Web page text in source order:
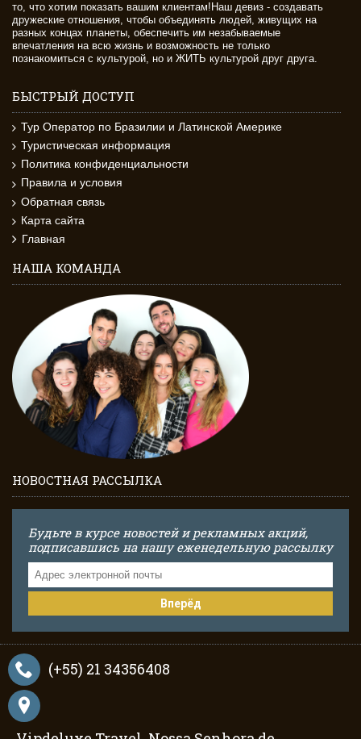
то, что хотим показать вашим клиентам!Наш девиз - создавать
дружеские отношения, чтобы объединять людей, живущих на
разных концах планеты, обеспечить им незабываемые
впечатления на всю жизнь и возможность не только
познакомиться с культурой, но и ЖИТЬ культурой друг друга.
БЫСТРЫЙ ДОСТУП
Тур Оператор по Бразилии и Латинской Америке
Туристическая информация
Политика конфиденциальности
Правила и условия
Обратная связь
Карта сайта
Главная
НАША КОМАНДА
НОВОСТНАЯ РАССЫЛКА
Будьте в курсе новостей и рекламных акций,
подписавшись на нашу еженедельную рассылку
Вперёд
(+55) 21 34356408